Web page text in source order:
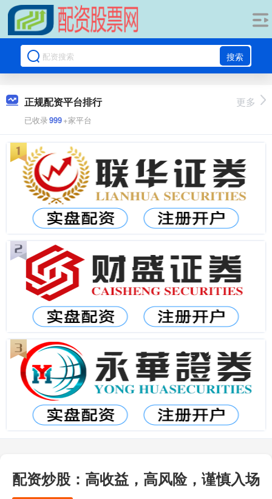
搜索
正规配资平台排行
已收录999+家平台
更多
配资炒股：高收益，高风险，谨慎入场